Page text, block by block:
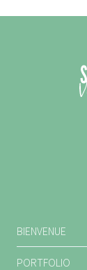
BIENVENUE
PORTFOLIO